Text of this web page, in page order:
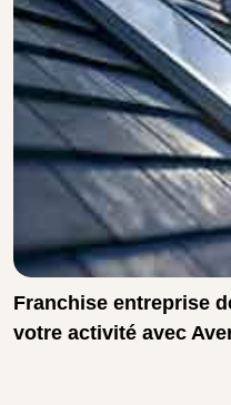
Franchise entreprise
votre activité avec